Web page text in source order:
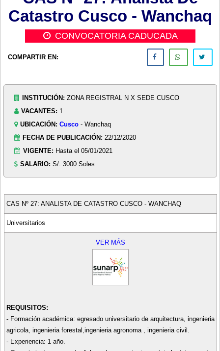
Catastro Cusco - Wanchaq
CONVOCATORIA CADUCADA
COMPARTIR EN:
INSTITUCIÓN: ZONA REGISTRAL N X SEDE CUSCO
VACANTES: 1
UBICACIÓN: Cusco - Wanchaq
FECHA DE PUBLICACIÓN: 22/12/2020
VIGENTE: Hasta el 05/01/2021
SALARIO: S/. 3000 Soles
CAS Nº 27: ANALISTA DE CATASTRO CUSCO - WANCHAQ
Universitarios
VER MÁS
REQUISITOS:
- Formación académica: egresado universitario de arquitectura, ingenieria
agricola, ingenieria forestal,ingenieria agronoma , ingenieria civil.
- Experiencia: 1 año.